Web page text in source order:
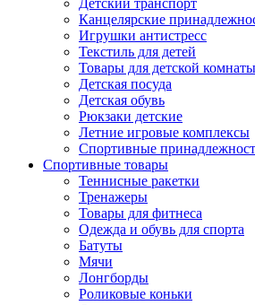
Детский транспорт
Канцелярские
Игрушки антистресс
Текстиль для детей
Товары для детской комнаты
Детская посуда
Детская обувь
Рюкзаки детские
Летние игровые комплексы
Спортивные
Спортивные товары
Теннисные ракетки
Тренажеры
Товары для фитнеса
Одежда и обувь для спорта
Батуты
Мячи
Лонгборды
Роликовые коньки